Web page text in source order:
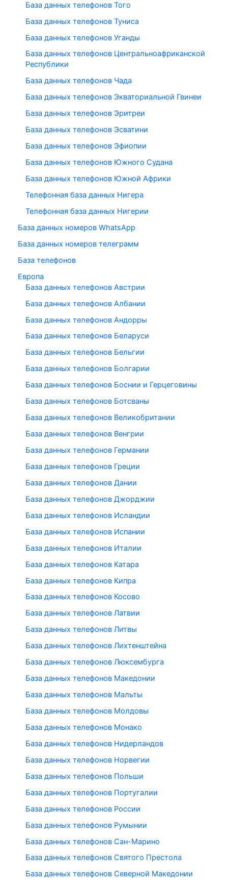
База данных телефонов Того
База данных телефонов Туниса
База данных телефонов Уганды
База данных телефонов Центральноафриканской
Республики
База данных телефонов Чада
База данных телефонов Экваториальной Гвинеи
База данных телефонов Эритреи
База данных телефонов Эсватини
База данных телефонов Эфиопии
База данных телефонов Южного Судана
База данных телефонов Южной Африки
Телефонная база данных Нигера
Телефонная база данных Нигерии
База данных номеров WhatsApp
База данных номеров телеграмм
База телефонов
Европа
База данных телефонов Австрии
База данных телефонов Албании
База данных телефонов Андорры
База данных телефонов Беларуси
База данных телефонов Бельгии
База данных телефонов Болгарии
База данных телефонов Боснии и Герцеговины
База данных телефонов Ботсваны
База данных телефонов Великобритании
База данных телефонов Венгрии
База данных телефонов Германии
База данных телефонов Греции
База данных телефонов Дании
База данных телефонов Джорджии
База данных телефонов Исландии
База данных телефонов Испании
База данных телефонов Италии
База данных телефонов Катара
База данных телефонов Кипра
База данных телефонов Косово
База данных телефонов Латвии
База данных телефонов Литвы
База данных телефонов Лихтенштейна
База данных телефонов Люксембурга
База данных телефонов Македонии
База данных телефонов Мальты
База данных телефонов Молдовы
База данных телефонов Монако
База данных телефонов Нидерландов
База данных телефонов Норвегии
База данных телефонов Польши
База данных телефонов Португалии
База данных телефонов России
База данных телефонов Румынии
База данных телефонов Сан-Марино
База данных телефонов Святого Престола
База данных телефонов Северной Македонии